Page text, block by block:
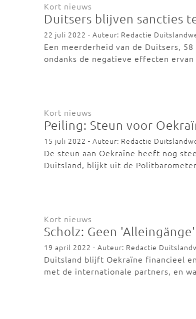
Kort nieuws
Duitsers blijven sancties
22 juli 2022 - Auteur: Redactie
Een meerderheid van de Duitsers,
ondanks de negatieve effecten
Kort nieuws
Peiling: Steun voor
15 juli 2022 - Auteur: Redactie
De steun aan Oekraïne heeft nog
Duitsland, blijkt uit de
Kort nieuws
Scholz: Geen
19 april 2022 - Auteur: Redactie
Duitsland blijft Oekraïne financieel
met de internationale partners, en